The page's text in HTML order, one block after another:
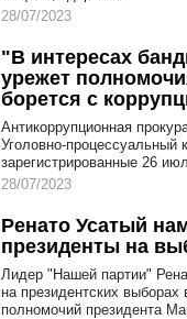
28/07/2023
"В интересах
урежет
борется с
Антикоррупционная
Уголовно-процессуальный
зарегистрированные 26
28/07/2023
Ренато Усатый
президенты на
Лидер "Нашей партии"
на президентских
полномочий президента